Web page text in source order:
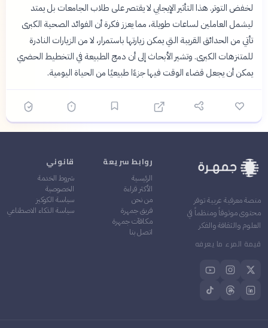
لخفض التوتر. هذا التأثير الإيجابي لا يقتصر على طلاب الجامعات بل يمتد
ليشمل العاملين لساعات طويلة، مما يعزز فكرة أن الفوائد الصحية الكبرى
تأتي من الحدائق القريبة التي يمكن زيارتها باستمرار، لا من الزيارات النادرة
للمتنزهات الكبرى. وتشير الأبحاث إلى أن دمج الطبيعة في التخطيط الحضري
يمكن أن يجعل قضاء الوقت فيها جزءًا طبيعيًا من الحياة اليومية.
منصة معرفية عربية توفر
محتوى موثوقاً ومنظماً في
العلوم والثقافة والفكر
قيمة المرء ما يعرفه
روابط سريعة
الرئيسية
الأكثر قراءة
من نحن
فريق جمهرة
مكافآت جمهرة
اتصل بنا
قانوني
شروط الخدمة
الخصوصية
سياسة الكوكيز
سياسة الذكاء الاصطناعي